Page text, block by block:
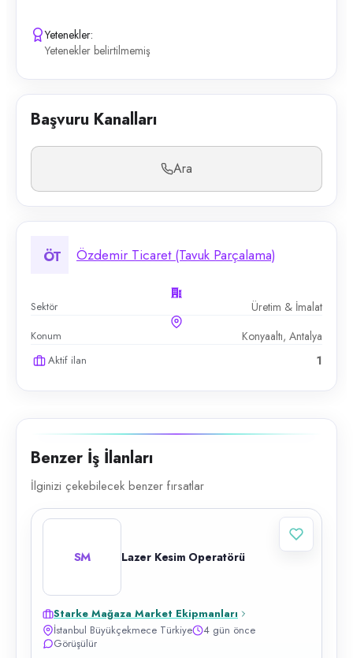
Yetenekler:
Yetenekler belirtilmemiş
Başvuru Kanalları
Ara
ÖT Özdemir Ticaret (Tavuk Parçalama)
Sektör Üretim & İmalat
Konum Konyaaltı, Antalya
Aktif ilan 1
Benzer İş İlanları
İlginizi çekebilecek benzer fırsatlar
SM Lazer Kesim Operatörü
Starke Mağaza Market Ekipmanları
İstanbul Büyükçekmece Türkiye
4 gün önce
Görüşülür